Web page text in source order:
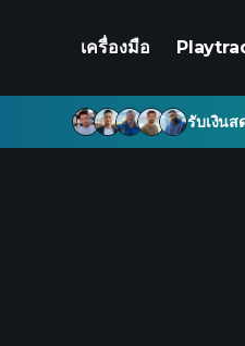
เครื่องมือ
รับเงิน